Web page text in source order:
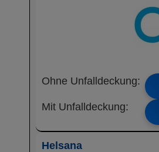
Ohne Unfalldeckung:
Mit Unfalldeckung:
Helsana